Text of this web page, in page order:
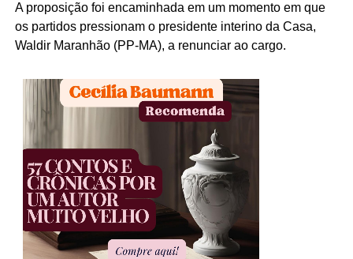
A proposição foi encaminhada em um momento em que
os partidos pressionam o presidente interino da Casa,
Waldir Maranhão (PP-MA), a renunciar ao cargo.